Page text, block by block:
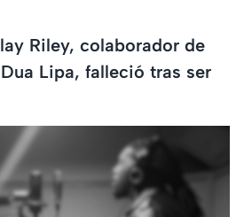
Riley, colaborador de
Lipa, falleció tras ser